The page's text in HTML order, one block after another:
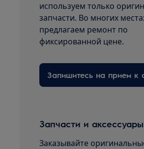
используем только
запчасти. Во многих
предлагаем ремонт по
фиксированной цене.
Запчасти и аксессуары
Заказывайте